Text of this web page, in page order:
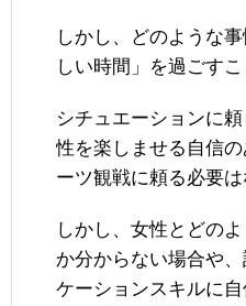
しかし、どのような
しい時間」を過ごすこ
シチュエーションに
性を楽しませる自信
ーツ観戦に頼る必要は
しかし、女性とどの
か分からない場合や
ケーションスキルに